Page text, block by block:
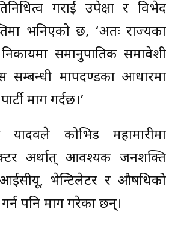
गराई उपेक्षा र विभेद
भनिएको छ, ‘अतः राज्यका
समानुपातिक समावेशी
सम्बन्धी मापदण्डका आधारमा
माग गर्दछ।’
यादवले कोभिड महामारीमा
अर्थात् आवश्यक जनशक्ति
भेन्टिलेटर र औषधिको
पनि माग गरेका छन्।